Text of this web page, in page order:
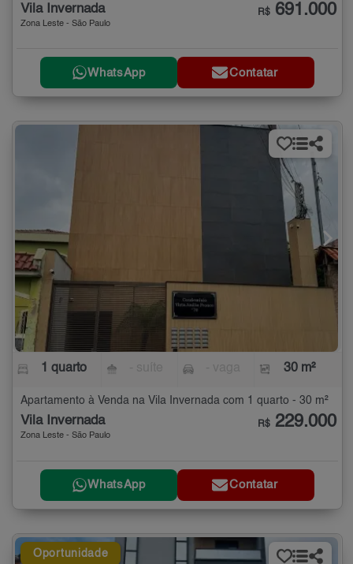
Vila Invernada
Zona Leste - São Paulo
R$ 691.000
WhatsApp Contatar
1 quarto 30 m²
Apartamento à Venda na Vila Invernada com 1 quarto - 30 m²
Vila Invernada
Zona Leste - São Paulo
R$ 229.000
WhatsApp Contatar
Oportunidade